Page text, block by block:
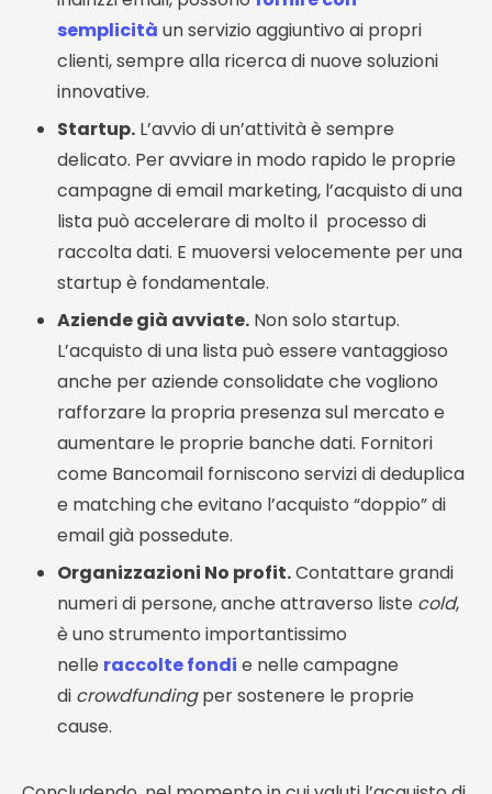
semplicità un servizio aggiuntivo ai propri
clienti, sempre alla ricerca di nuove soluzioni
innovative.
Startup. L’avvio di un’attività è sempre
delicato. Per avviare in modo rapido le proprie
campagne di email marketing, l’acquisto di una
lista può accelerare di molto il processo di
raccolta dati. E muoversi velocemente per una
startup è fondamentale.
Aziende già avviate. Non solo startup.
L’acquisto di una lista può essere vantaggioso
anche per aziende consolidate che vogliono
rafforzare la propria presenza sul mercato e
aumentare le proprie banche dati. Fornitori
come Bancomail forniscono servizi di deduplica
e matching che evitano l’acquisto “doppio” di
email già possedute.
Organizzazioni No profit.Contattare grandi
numeri di persone, anche attraverso liste cold,
è uno strumento importantissimo
nelle raccolte fondi e nelle campagne
di crowdfundingper sostenere le proprie
cause.